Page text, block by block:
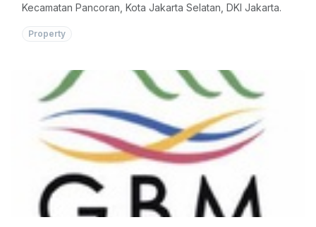
Kecamatan Pancoran, Kota Jakarta Selatan, DKI Jakarta.
Property